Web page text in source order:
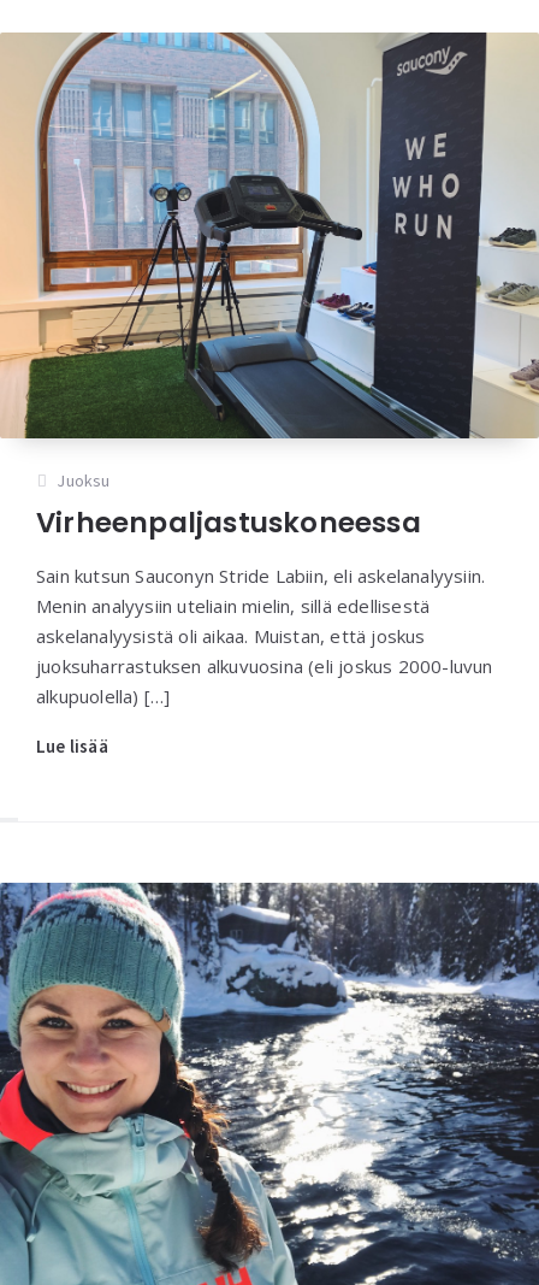
Juoksu
Virheenpaljastuskoneessa
Sain kutsun Sauconyn Stride Labiin, eli askelanalyysiin.
Menin analyysiin uteliain mielin, sillä edellisestä
askelanalyysistä oli aikaa. Muistan, että joskus
juoksuharrastuksen alkuvuosina (eli joskus 2000-luvun
alkupuolella) […]
Lue lisää